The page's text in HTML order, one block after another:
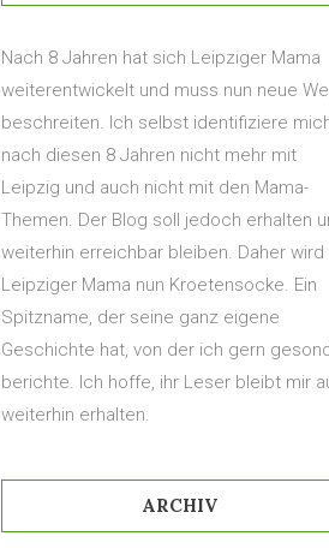
Nach 8 Jahren hat sich Leipziger Mama
weiterentwickelt und muss nun neue
beschreiten. Ich selbst identifiziere
nach diesen 8 Jahren nicht mehr mit
Leipzig und auch nicht mit den Mama-
Themen. Der Blog soll jedoch erhalten
weiterhin erreichbar bleiben. Daher wird
Leipziger Mama nun Kroetensocke. Ein
Spitzname, der seine ganz eigene
Geschichte hat, von der ich gern
berichte. Ich hoffe, ihr Leser bleibt mir
weiterhin erhalten.
ARCHIV